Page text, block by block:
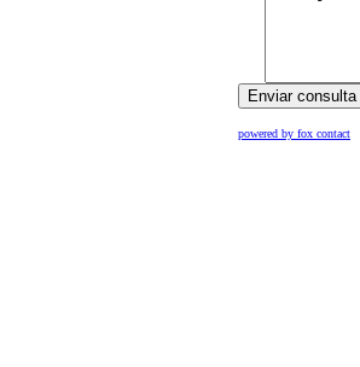
powered by fox contact